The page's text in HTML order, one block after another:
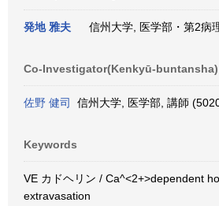
発地 雅夫 信州大学, 医学部・第2病
Co-Investigator(Kenkyū-buntansha)
佐野 健司 信州大学, 医学部, 講師
Keywords
VE カドヘリン / Ca^<2+>dependent
extravasation